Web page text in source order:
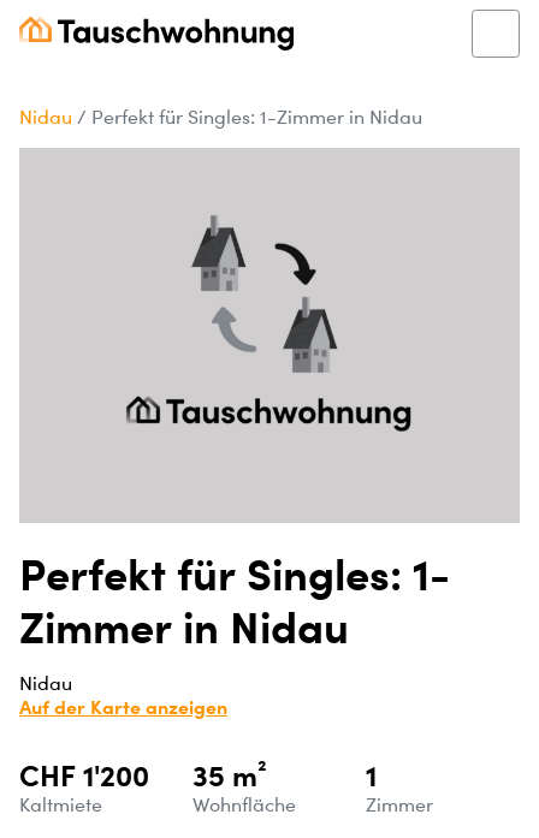
Nidau / Perfekt für Singles: 1-Zimmer in Nidau
Perfekt für Singles: 1-
Zimmer in Nidau
Nidau
Auf der Karte anzeigen
CHF 1'200
Kaltmiete
35 m²
Wohnfläche
1
Zimmer